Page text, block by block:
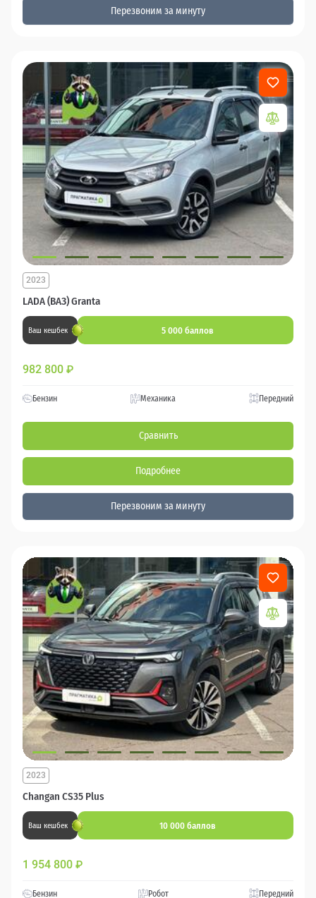
Перезвоним за минуту
LADA (ВАЗ) Granta
2023
Ваш кешбек 5 000 баллов
982 800 ₽
Бензин Механика Передний
Сравнить
Подробнее
Перезвоним за минуту
Changan CS35 Plus
2023
Ваш кешбек 10 000 баллов
1 954 800 ₽
Бензин Робот Передний